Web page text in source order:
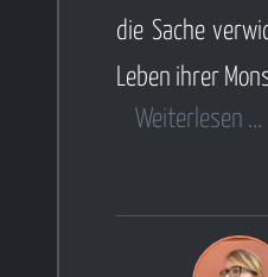
die Sache
Leben ihrer
Weiterlesen ...